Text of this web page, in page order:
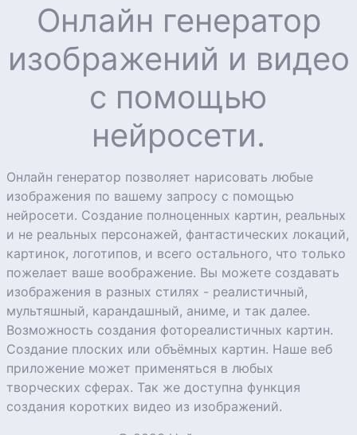
Онлайн генератор
изображений и видео
с помощью
нейросети.
Онлайн генератор позволяет нарисовать любые
изображения по вашему запросу с помощью
нейросети. Создание полноценных картин, реальных
и не реальных персонажей, фантастических локаций,
картинок, логотипов, и всего остального, что только
пожелает ваше воображение. Вы можете создавать
изображения в разных стилях - реалистичный,
мультяшный, карандашный, аниме, и так далее.
Возможность создания фотореалистичных картин.
Создание плоских или объёмных картин. Наше веб
приложение может применяться в любых
творческих сферах. Так же доступна функция
создания коротких видео из изображений.